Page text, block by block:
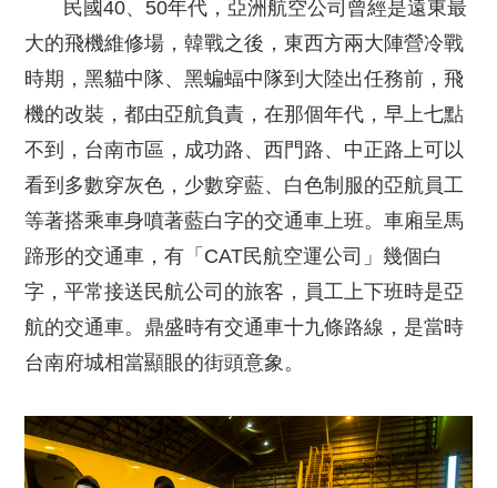
民國40、50年代，亞洲航空公司曾經是遠東最
大的飛機維修場，韓戰之後，東西方兩大陣營冷戰
時期，黑貓中隊、黑蝙蝠中隊到大陸出任務前，飛
機的改裝，都由亞航負責，在那個年代，早上七點
不到，台南市區，成功路、西門路、中正路上可以
看到多數穿灰色，少數穿藍、白色制服的亞航員工
等著搭乘車身噴著藍白字的交通車上班。車廂呈馬
蹄形的交通車，有「CAT民航空運公司」幾個白
字，平常接送民航公司的旅客，員工上下班時是亞
航的交通車。鼎盛時有交通車十九條路線，是當時
台南府城相當顯眼的街頭意象。